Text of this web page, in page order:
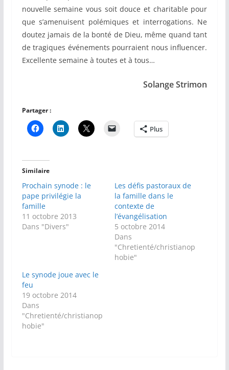
nouvelle semaine vous soit douce et charitable pour
que s’amenuisent polémiques et interrogations. Ne
doutez jamais de la bonté de Dieu, même quand tant
de tragiques événements pourraient nous influencer.
Excellente semaine à toutes et à tous…
Solange Strimon
Partager :
Plus
Similaire
Prochain synode : le
pape privilégie la
famille
11 octobre 2013
Dans "Divers"
Les défis pastoraux de
la famille dans le
contexte de
l’évangélisation
5 octobre 2014
Dans
"Chretienté/christianop
hobie"
Le synode joue avec le
feu
19 octobre 2014
Dans
"Chretienté/christianop
hobie"